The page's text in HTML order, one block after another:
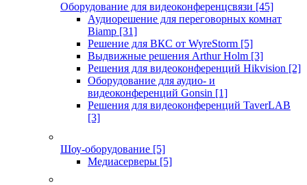
Оборудование для видеоконференцсвязи [45]
Аудиорешение для переговорных комнат
Biamp [31]
Решение для ВКС от WyreStorm [5]
Выдвижные решения Arthur Holm [3]
Решения для видеоконференций Hikvision [2]
Оборудование для аудио- и
видеоконференций Gonsin [1]
Решения для видеоконференций TaverLAB
[3]
Шоу-оборудование [5]
Медиасерверы [5]